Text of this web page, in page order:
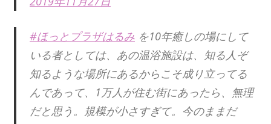
#ほっとプラザはるみ を10年癒しの場にして
いる者としては、あの温浴施設は、知る人ぞ
知るような場所にあるからこそ成り立ってる
んであって、1万人が住む街にあったら、無理
だと思う。規模が小さすぎて。今のままだ